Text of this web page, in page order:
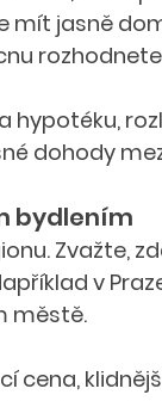
mít jasně
hypotéku,
dohody
bydlením
Zvažte,
v
městě.
cena,